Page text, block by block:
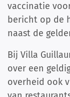
vaccinatie
bericht op de
naast de
Bij Villa
over een
overheid ook